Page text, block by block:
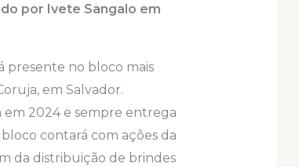
por Ivete Sangalo em
presente no bloco mais
em Salvador.
em 2024 e sempre entrega
contará com ações da
da distribuição de brindes